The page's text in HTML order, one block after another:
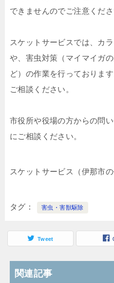
できませんのでご注意くださ
スケットサービスでは、カ
や、害虫対策（マイマイガ
ど）の作業を行っておりま
ご相談ください。
市役所や役場の方からの問
にご相談ください。
スケットサービス（伊那市の
タグ 害虫・害獣駆除
Tweet
関連記事